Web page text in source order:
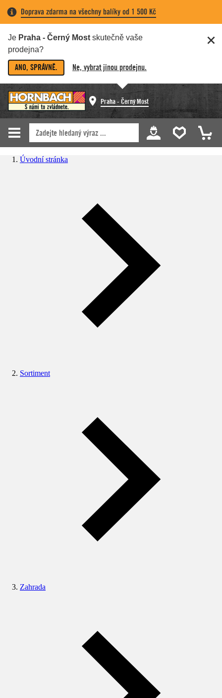
Doprava zdarma na všechny balíky od 1 500 Kč
Je Praha - Černý Most skutečně vaše
prodejna?
ANO, SPRÁVNĚ. Ne, vybrat jinou prodejnu.
Praha - Černý Most
Úvodní stránka
Sortiment
Zahrada